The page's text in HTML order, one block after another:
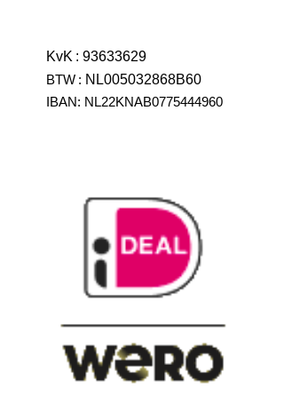
KvK : 93633629
BTW : NL005032868B60
IBAN: NL22KNAB0775444960